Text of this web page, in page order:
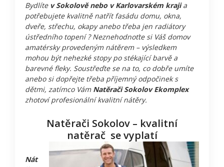
Bydlíte v Sokolově nebo v Karlovarském krajia
potřebujete kvalitně natřít fasádu domu, okna,
dveře, střechu, okapy anebo třeba jen radiátory
ústředního topení ? Neznehodnoťte si Váš domov
amatérsky provedeným nátěrem – výsledkem
mohou být nehezké stopy po stékající barvě a
barevné fleky. Soustřeďte se na to, co dobře umíte
anebo si dopřejte třeba příjemný odpočinek s
dětmi, zatímco Vám Natěrači Sokolov Ekomplex
zhotoví profesionální kvalitní nátěry.
Natěrači Sokolov – kvalitní
natěrač se vyplatí
Nát